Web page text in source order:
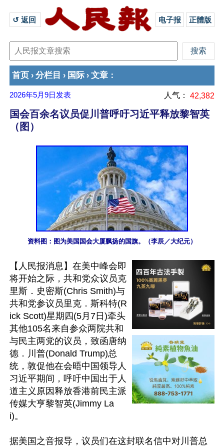
↺ 返回 电子报 正體版
首页 › 分栏目 › 国际 › 文章 ：
2026年5月9日 发表 人气： 42,382
国会百余名议员促川普呼吁习近平释放黎智英
（图）
资料图：图为美国国会大厦飘扬的国旗。（李辰／大纪元）
【人民报消息】在美中峰会即
将开始之际，共和党众议员克
里斯．史密斯(Chris Smith)与
共和党参议员里克．斯科特(R
ick Scott)星期四(5月7日)牵头
其他105名来自参众两院共和
与民主两党的议员，致函唐纳
德．川普(Donald Trump)总
统，敦促他在会晤中国领导人
习近平期间，呼吁中国出于人
道主义原因释放香港前民主派
传媒大亨黎智英(Jimmy La
i)。
据美国之音报导，议员们在这封联名信中对川普总